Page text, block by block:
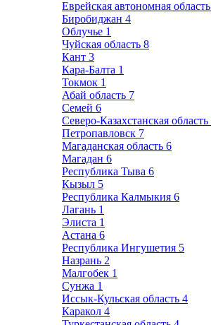
Еврейская автономная область
Биробиджан 4
Облучье 1
Чуйская область 8
Кант 3
Кара-Балта 1
Токмок 1
Абай область 7
Семей 6
Северо-Казахстанская область
Петропавловск 7
Магаданская область 6
Магадан 6
Республика Тыва 6
Кызыл 5
Республика Калмыкия 6
Лагань 1
Элиста 1
Астана 6
Республика Ингушетия 5
Назрань 2
Малгобек 1
Сунжа 1
Иссык-Кульская область 4
Каракол 4